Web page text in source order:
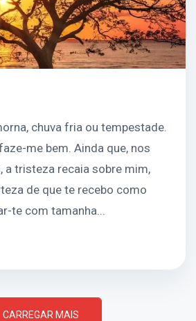
chuva fria ou tempestade.
me bem. Ainda que, nos
a tristeza recaia sobre mim,
de que te recebo como
te com tamanha...
CARREGAR MAIS